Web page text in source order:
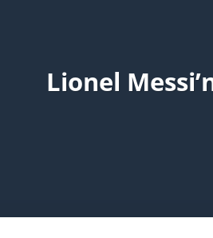
Lionel